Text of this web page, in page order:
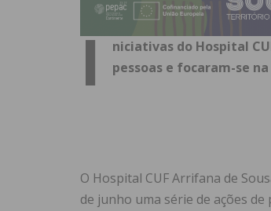
I
niciativas do Hospital
pessoas e focaram-se
O Hospital CUF Arrifana de
de junho uma série de ações